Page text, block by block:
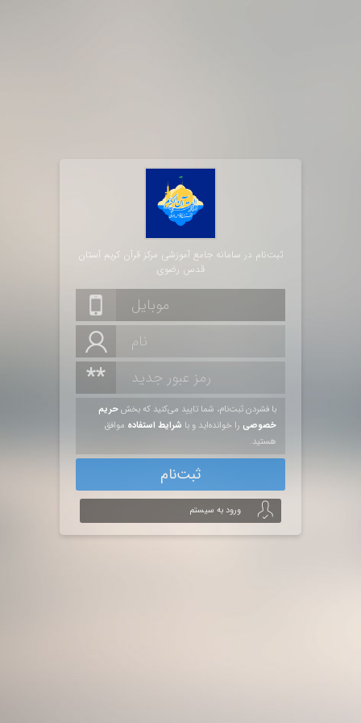
ثبت‌نام در سامانه جامع آموزشی مرکز قرآن کریم آستان
قدس رضوی
**
با فشردن ثبت‌نام، شما تایید می‌کنید که بخشحریم
خصوصی را خوانده‌اید و با شرایط استفاده موافق
هستید.
ثبت‌نام
ورود به سیستم